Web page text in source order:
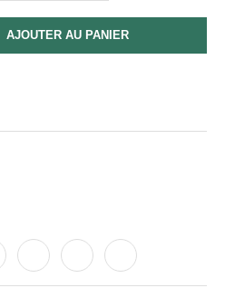
AJOUTER AU PANIER